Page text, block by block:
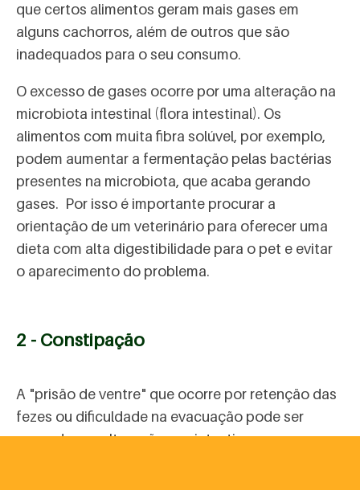
que certos alimentos geram mais gases em
alguns cachorros, além de outros que são
inadequados para o seu consumo.
O excesso de gases ocorre por uma alteração na
microbiota intestinal (flora intestinal). Os
alimentos com muita fibra solúvel, por exemplo,
podem aumentar a fermentação pelas bactérias
presentes na microbiota, que acaba gerando
gases. Por isso é importante procurar a
orientação de um veterinário para oferecer uma
dieta com alta digestibilidade para o pet e evitar
o aparecimento do problema.
2 - Constipação
A "prisão de ventre" que ocorre por retenção das
fezes ou dificuldade na evacuação pode ser
causada por alterações no intestino grosso,